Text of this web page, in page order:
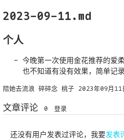
2023-09-11.md
个人
今晚第一次使用金花推荐的爱
也不知道有没有效果，简单记
陪她去流浪 碎碎念 桃子 2023年09月11
文章评论 0 登录
还没有用户发表过评论，我要发表